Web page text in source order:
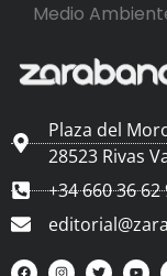
Medio
Plaza del
28523 Rivas
+34 660 36 62